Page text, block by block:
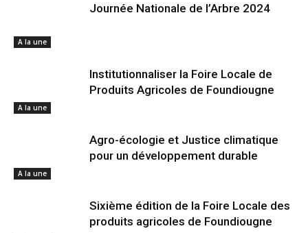
A la une
Journée Nationale de l’Arbre 2024
A la une
Institutionnaliser la Foire Locale de
Produits Agricoles de Foundiougne
A la une
Agro-écologie et Justice climatique
pour un développement durable
Sixième édition de la Foire Locale des
produits agricoles de Foundiougne